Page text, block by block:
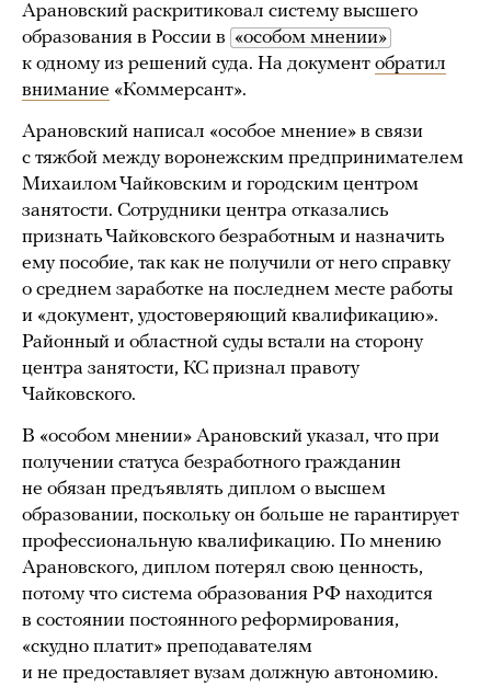
Арановский раскритиковал систему высшего
образования в России в «особом мнении»
к одному из решений суда. На документ обратил
внимание «Коммерсант».
Арановский написал «особое мнение» в связи
с тяжбой между воронежским предпринимателем
Михаилом Чайковским и городским центром
занятости. Сотрудники центра отказались
признать Чайковского безработным и назначить
ему пособие, так как не получили от него справку
о среднем заработке на последнем месте работы
и «документ, удостоверяющий квалификацию».
Районный и областной суды встали на сторону
центра занятости, КС признал правоту
Чайковского.
В «особом мнении» Арановский указал, что при
получении статуса безработного гражданин
не обязан предъявлять диплом о высшем
образовании, поскольку он больше не гарантирует
профессиональную квалификацию. По мнению
Арановского, диплом потерял свою ценность,
потому что система образования РФ находится
в состоянии постоянного реформирования,
«скудно платит» преподавателям
и не предоставляет вузам должную автономию.